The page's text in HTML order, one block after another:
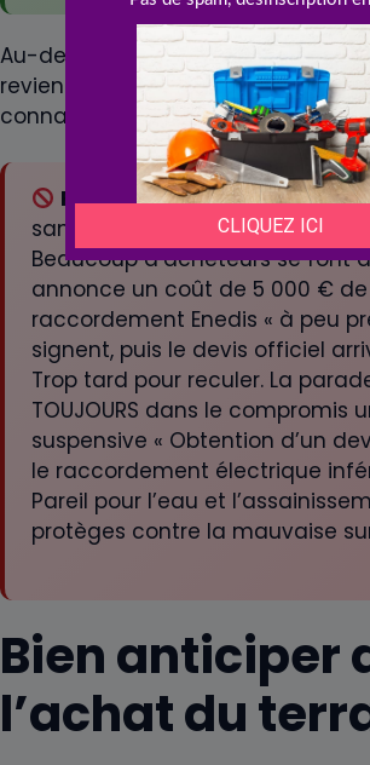
Au-delà des atouts et des limites,
revient souvent en pratique. Mieux
connaître avant.
Piège classique :signer un
sans clause suspensive sur la
Beaucoup d’acheteurs se font
annonce un coût de 5 000 € de
raccordement Enedis « à peu
signent, puis le devis officiel
Trop tard pour reculer. La
TOUJOURS dans le compromis
suspensive « Obtention d’un
le raccordement électrique
Pareil pour l’eau et
protèges contre la mauvaise
Bien anticiper
l’achat du